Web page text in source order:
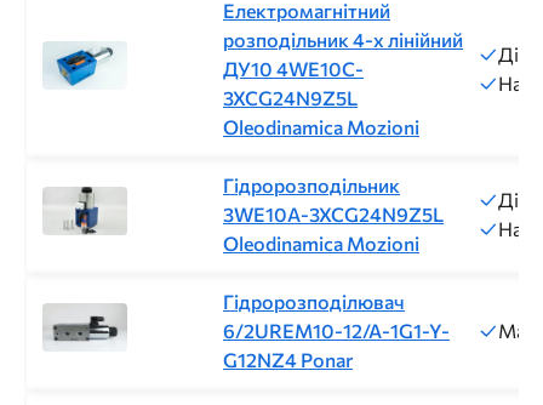
Електромагнітний
розподільник 4-х лінійний
ДУ10 4WE10C-
3XCG24N9Z5L
Oleodinamica Mozioni
Гідророзподільник
3WE10A-3XCG24N9Z5L
Oleodinamica Mozioni
Гідророзподілювач
6/2UREM10-12/A-1G1-Y-
G12NZ4 Ponar